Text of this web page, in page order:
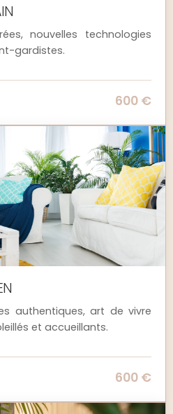
nouvelles technologies
gardistes.
600 €
authentiques, art de vivre
et accueillants.
600 €